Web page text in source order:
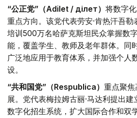
“公正党”（Adilet / Әділет） 将数字
重点方向。该党代表劳安·肯热汗吾
培训500万名哈萨克斯坦民众掌握数
能，覆盖学生、教师及老年群体。同
广泛地应用于教育体系，并加强个人
设。
“共和国党”（Respublica） 重点聚
展。党代表梅拉姆古丽·马达利提出
数字化招生系统，扩大国际合作和双